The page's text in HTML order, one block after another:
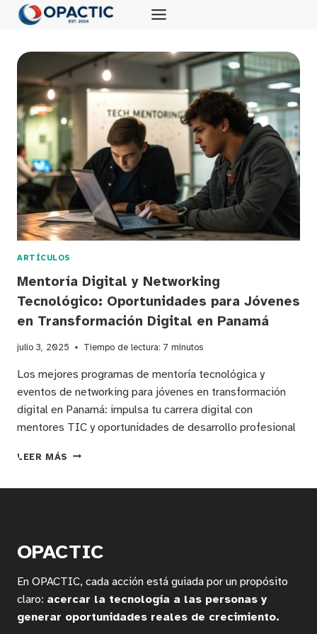
Saltar
ARTÍCULOS
Mentoría Digital y Networking
Tecnológico: Oportunidades para Jóvenes
en Transformación Digital en Panamá
julio 3, 2025 Tiempo de lectura: 7 minutos
Los mejores programas de mentoría tecnológica y
eventos de networking para jóvenes en transformación
digital en Panamá: impulsa tu carrera digital con
mentores TIC y oportunidades de desarrollo profesional
LEER MÁS MENTORÍA
JÓVENES
TRANSFORMACIÓN
DIGITAL
PANAMÁ
OPACTIC
En OPACTIC, cada acción está guiada por un propósito
claro: acercar la tecnología a las personas y
generar oportunidades reales de crecimiento.